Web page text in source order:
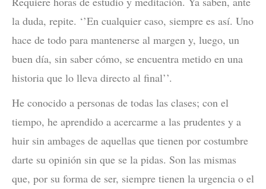
la duda, repite. ‘’En cualquier caso, siempre es así. Uno
hace de todo para mantenerse al margen y, luego, un
buen día, sin saber cómo, se encuentra metido en una
historia que lo lleva directo al final’’.
He conocido a personas de todas las clases; con el
tiempo, he aprendido a acercarme a las prudentes y a
huir sin ambages de aquellas que tienen por costumbre
darte su opinión sin que se la pidas. Son las mismas
que, por su forma de ser, siempre tienen la urgencia o el